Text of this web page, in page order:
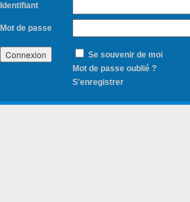
Identifiant
Mot de passe
Se souvenir de moi
Mot de passe oublié ?
S'enregistrer